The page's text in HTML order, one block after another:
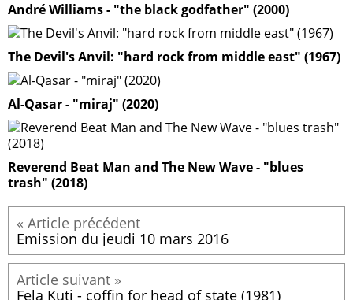
André Williams - "the black godfather" (2000)
The Devil's Anvil: "hard rock from middle east" (1967)
Al-Qasar - "miraj" (2020)
Reverend Beat Man and The New Wave - "blues
trash" (2018)
Emission du jeudi 10 mars 2016
Fela Kuti - coffin for head of state (1981)